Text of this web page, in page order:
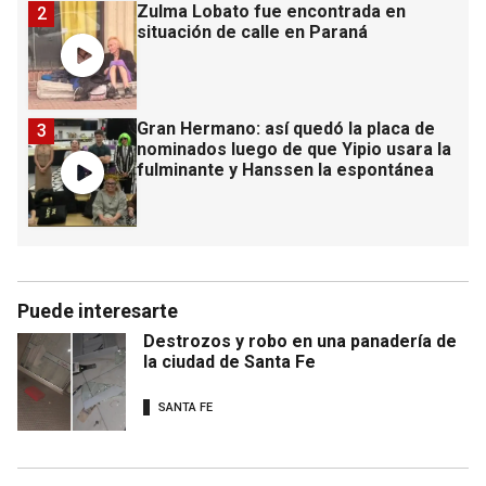
Zulma Lobato fue encontrada en
situación de calle en Paraná
2
Gran Hermano: así quedó la placa de
nominados luego de que Yipio usara la
fulminante y Hanssen la espontánea
3
Puede interesarte
Destrozos y robo en una panadería de
la ciudad de Santa Fe
SANTA FE